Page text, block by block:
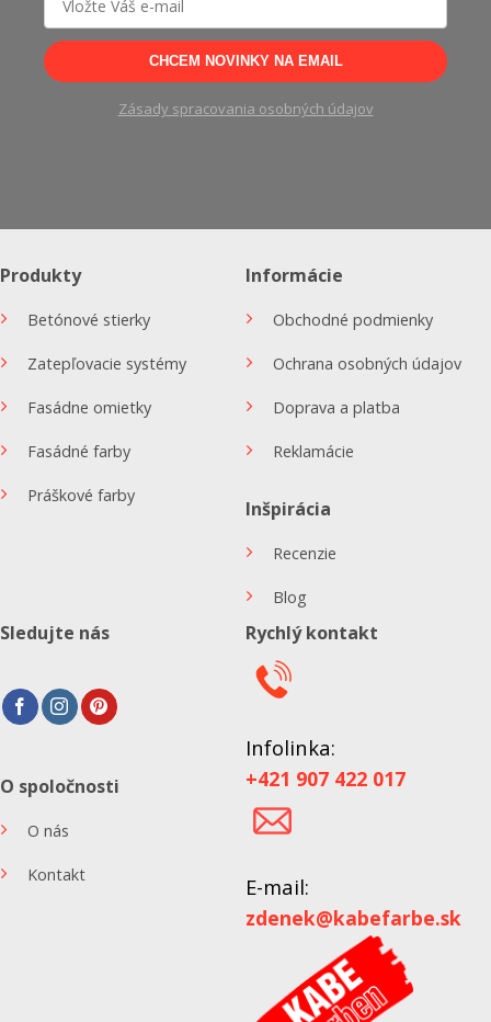
CHCEM NOVINKY NA EMAIL
Zásady spracovania osobných údajov
Produkty
Betónové stierky
Zatepľovacie systémy
Fasádne omietky
Fasádné farby
Práškové farby
Informácie
Obchodné podmienky
Ochrana osobných údajov
Doprava a platba
Reklamácie
Inšpirácia
Recenzie
Blog
Sledujte nás
O spoločnosti
O nás
Kontakt
Rychlý kontakt
Infolinka:
+421 907 422 017
E-mail:
zdenek@kabefarbe.sk